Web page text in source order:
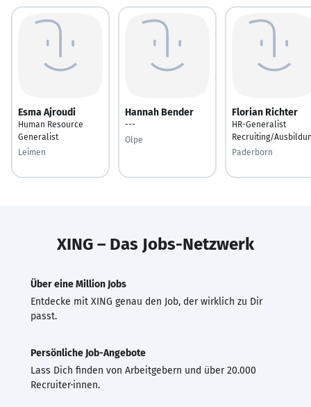
Esma Ajroudi
Human Resource
Generalist
Leimen
Hannah Bender
---
Olpe
Florian Richter
HR-Generalist
Recruiting/
Paderborn
XING – Das Jobs-Netzwerk
Über eine Million Jobs
Entdecke mit XING genau den Job, der wirklich zu Dir
passt.
Persönliche Job-Angebote
Lass Dich finden von Arbeitgebern und über 20.000
Recruiter·innen.